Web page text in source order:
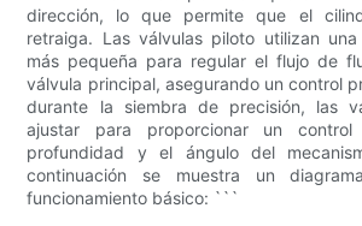
dirección, lo que permite que el
retraiga. Las válvulas piloto utilizan
más pequeña para regular el flujo de
válvula principal, asegurando un control
durante la siembra de precisión, las
ajustar para proporcionar un
profundidad y el ángulo del
continuación se muestra un
funcionamiento básico: ```